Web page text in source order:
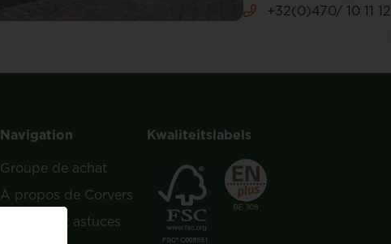
+32(0)470/ 10 11 12
Navigation
Groupe de achat
À propos de Corvers
Conseils et astuces
Kwaliteitslabels